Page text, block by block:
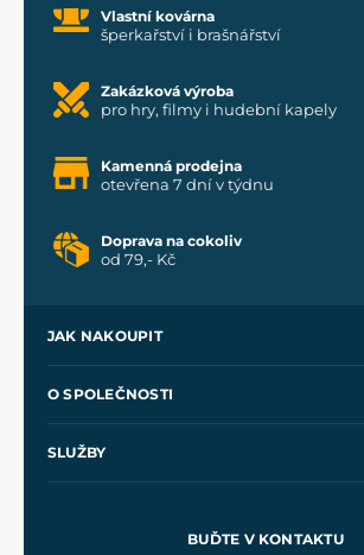
Vlastní kovárna
šperkařství i brašnářství
Zakázková výroba
pro hry, filmy i hudební kapely
Kamenná prodejna
otevřena 7 dní v týdnu
Doprava na cokoliv
od 79,- Kč
JAK NAKOUPIT
Velkoobchod
O SPOLEČNOSTI
SLUŽBY
Meče pro Kingdom Come
BUĎTE V KONTAKTU